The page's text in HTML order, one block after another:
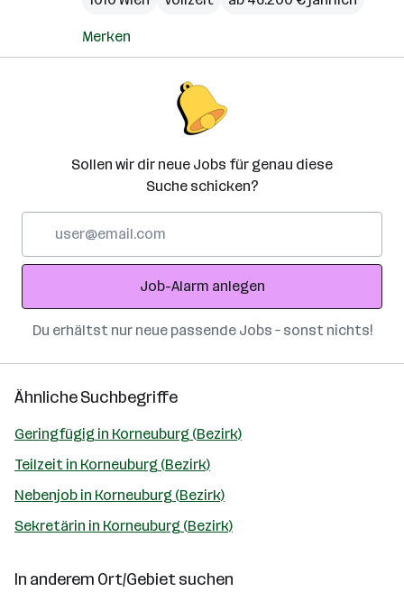
Merken
Sollen wir dir neue Jobs für genau diese
Suche schicken?
Adresse
Job-Alarm anlegen
Du erhältst nur neue passende Jobs – sonst nichts!
Ähnliche Suchbegriffe
Geringfügig in Korneuburg (Bezirk)
Teilzeit in Korneuburg (Bezirk)
Nebenjob in Korneuburg (Bezirk)
Sekretärin in Korneuburg (Bezirk)
In anderem Ort/Gebiet suchen